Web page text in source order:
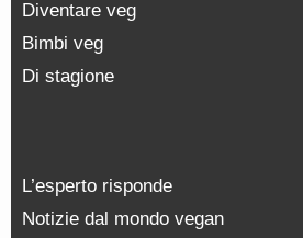
Diventare veg
Bimbi veg
Di stagione
L’esperto risponde
Notizie dal mondo vegan